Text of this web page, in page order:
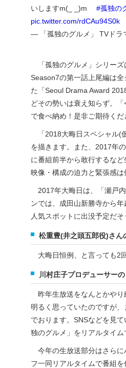
いしますm(_ _)m #孤独の
pic.twitter.com/rdCAu94S0k
— 「孤独のグルメ」 TVドラ
「孤独のグルメ」シリーズ
Season7の第一話上尾編は
た「Seoul Drama Award
どその勢いは衰え知らず。
で食べ納め！是非ご期待くだ
「2018大晦日スペシャル(
を描きます。また、2017年
に番組前半から敢行するな
映像・構成の迫力と緊張感は
2017年大晦日は、「瀬戸
ンでは、成田山新勝寺から
人気スポットに出没予定だそ
松重豊(井之頭五郎役)さん
大晦日恒例、と言っても2
川村庄子プロデューサー
昨年生放送をなんとかやり
明るく思っていたのですが
でおります。SNSなどを見
独のグルメ」をリアルタイム
今年の生放送部分はさらに
フ一同リアルタイムで番組